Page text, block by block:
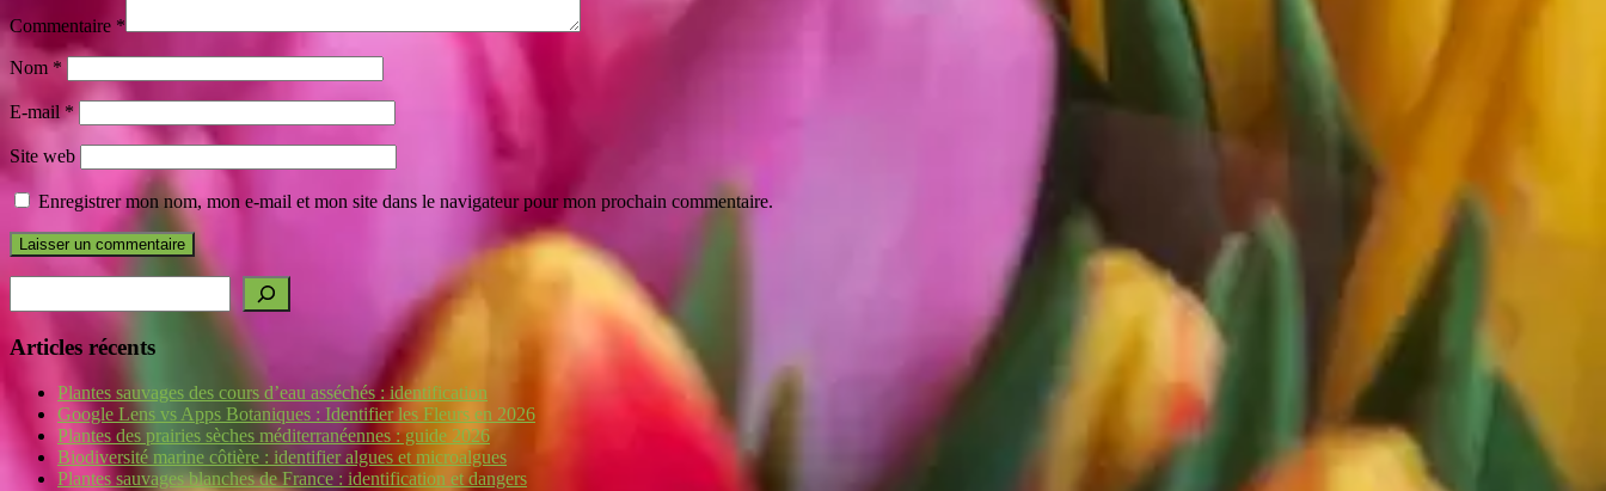
Commentaire *
Nom *
E-mail *
Site web
Enregistrer mon nom, mon e-mail et mon site dans le navigateur pour mon prochain commentaire.
Articles récents
Plantes sauvages des cours d’eau asséchés : identification
Google Lens vs Apps Botaniques : Identifier les Fleurs en 2026
Plantes des prairies sèches méditerranéennes : guide 2026
Biodiversité marine côtière : identifier algues et microalgues
Plantes sauvages blanches de France : identification et dangers